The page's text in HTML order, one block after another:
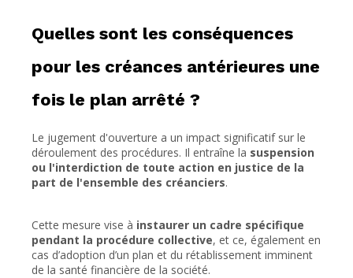
Quelles sont les conséquences
pour les créances antérieures une
fois le plan arrêté ?
Le jugement d'ouverture a un impact significatif sur le
déroulement des procédures. Il entraîne la suspension
ou l'interdiction de toute action en justice de la
part de l'ensemble des créanciers.
Cette mesure vise à instaurer un cadre spécifique
pendant la procédure collective, et ce, également en
cas d’adoption d’un plan et du rétablissement imminent
de la santé financière de la société.